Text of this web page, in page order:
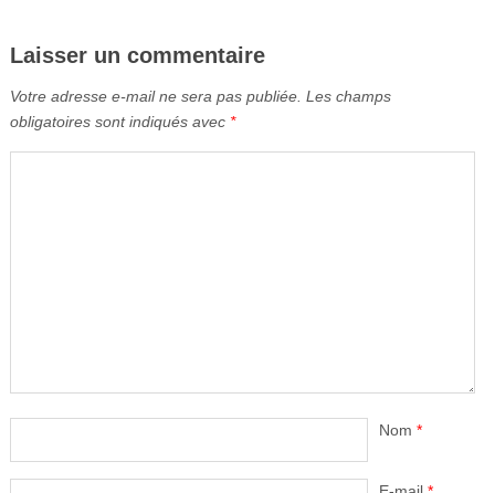
Laisser un commentaire
Votre adresse e-mail ne sera pas publiée. Les champs
obligatoires sont indiqués avec *
Nom *